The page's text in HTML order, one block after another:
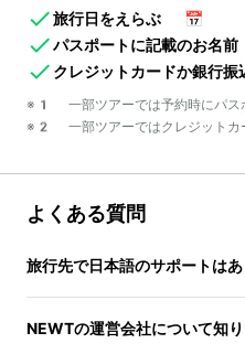
旅行日をえらぶ
📅
パスポートに記載のお名前
クレジットカードか銀行振
※1 一部ツアーでは予約時にパス
※2 一部ツアーではクレジットカ
よくある質問
旅行先で日本語のサポートはあ
NEWTの運営会社について知